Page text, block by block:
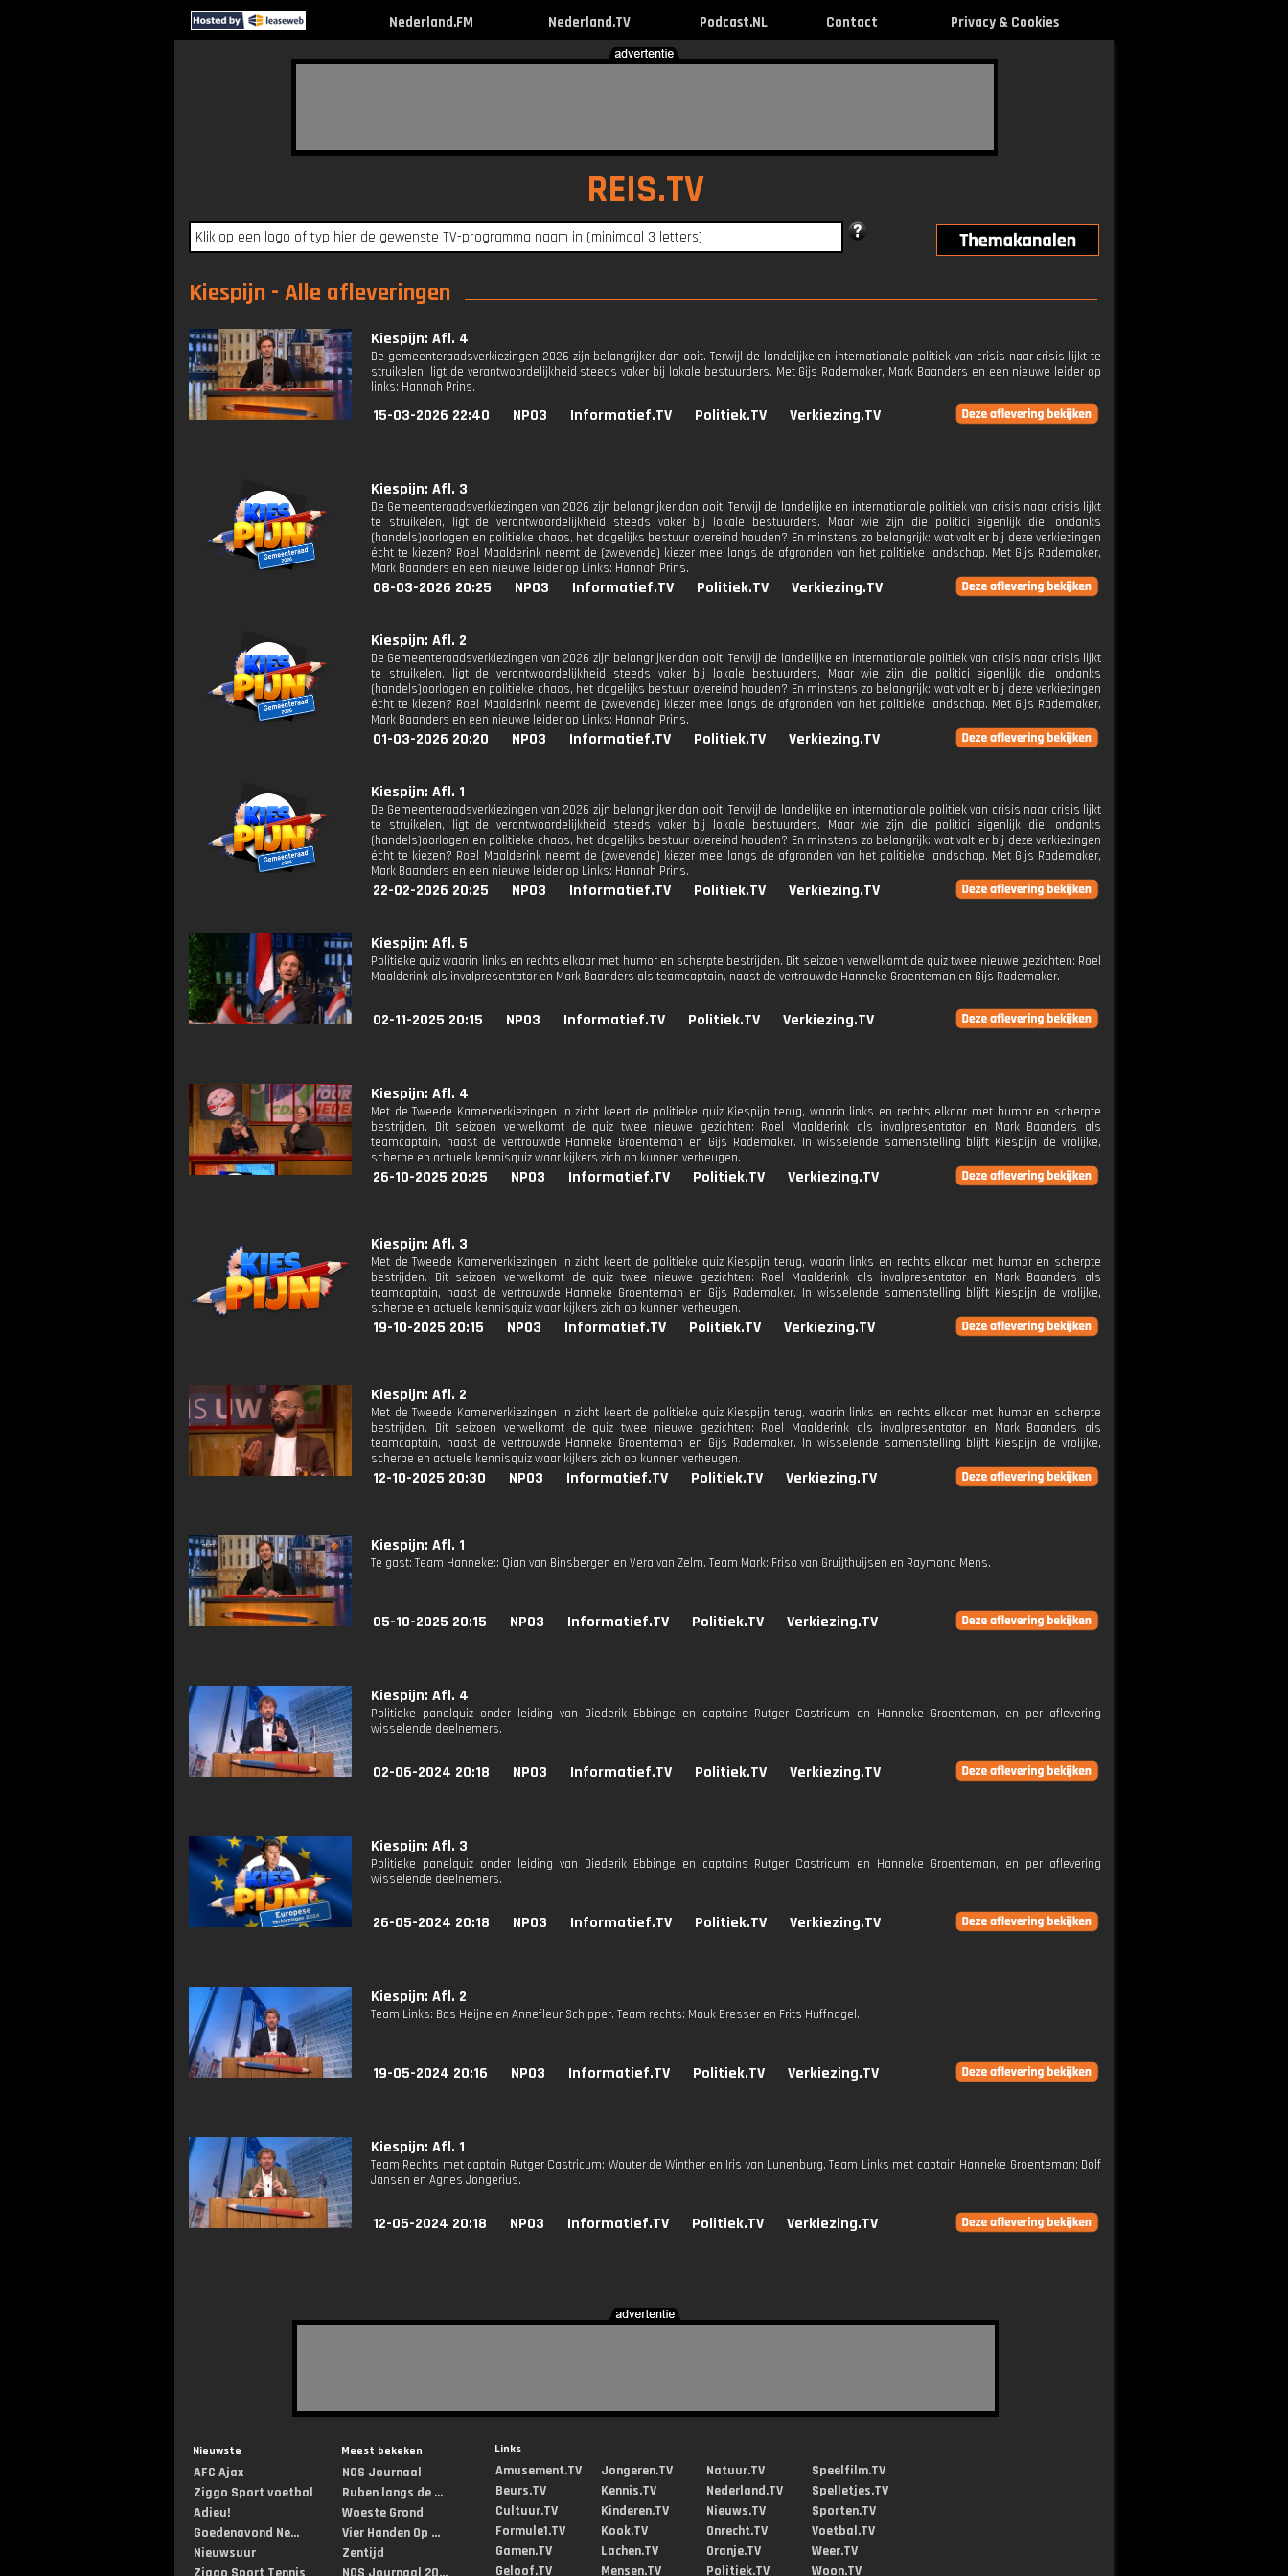
Nederland.FM Nederland.TV Podcast.NL Contact Privacy & Cookies
REIS.TV
Kiespijn - Alle afleveringen
Kiespijn: Afl. 4
De gemeenteraadsverkiezingen 2026 zijn belangrijker dan ooit. Terwijl de landelijke en internationale politiek van crisis naar crisis lijkt te
struikelen, ligt de verantwoordelijkheid steeds vaker bij lokale bestuurders. Met Gijs Rademaker, Mark Baanders en een nieuwe leider op
links: Hannah Prins.
15-03-2026 22:40 NPO3 Informatief.TV Politiek.TV Verkiezing.TV
Kiespijn: Afl. 3
De Gemeenteraadsverkiezingen van 2026 zijn belangrijker dan ooit. Terwijl de landelijke en internationale politiek van crisis naar crisis lijkt
te struikelen, ligt de verantwoordelijkheid steeds vaker bij lokale bestuurders. Maar wie zijn die politici eigenlijk die, ondanks
(handels)oorlogen en politieke chaos, het dagelijks bestuur overeind houden? En minstens zo belangrijk: wat valt er bij deze verkiezingen
écht te kiezen? Roel Maalderink neemt de (zwevende) kiezer mee langs de afgronden van het politieke landschap. Met Gijs Rademaker,
Mark Baanders en een nieuwe leider op Links: Hannah Prins.
08-03-2026 20:25 NPO3 Informatief.TV Politiek.TV Verkiezing.TV
Kiespijn: Afl. 2
De Gemeenteraadsverkiezingen van 2026 zijn belangrijker dan ooit. Terwijl de landelijke en internationale politiek van crisis naar crisis lijkt
te struikelen, ligt de verantwoordelijkheid steeds vaker bij lokale bestuurders. Maar wie zijn die politici eigenlijk die, ondanks
(handels)oorlogen en politieke chaos, het dagelijks bestuur overeind houden? En minstens zo belangrijk: wat valt er bij deze verkiezingen
écht te kiezen? Roel Maalderink neemt de (zwevende) kiezer mee langs de afgronden van het politieke landschap. Met Gijs Rademaker,
Mark Baanders en een nieuwe leider op Links: Hannah Prins.
01-03-2026 20:20 NPO3 Informatief.TV Politiek.TV Verkiezing.TV
Kiespijn: Afl. 1
De Gemeenteraadsverkiezingen van 2026 zijn belangrijker dan ooit. Terwijl de landelijke en internationale politiek van crisis naar crisis lijkt
te struikelen, ligt de verantwoordelijkheid steeds vaker bij lokale bestuurders. Maar wie zijn die politici eigenlijk die, ondanks
(handels)oorlogen en politieke chaos, het dagelijks bestuur overeind houden? En minstens zo belangrijk: wat valt er bij deze verkiezingen
écht te kiezen? Roel Maalderink neemt de (zwevende) kiezer mee langs de afgronden van het politieke landschap. Met Gijs Rademaker,
Mark Baanders en een nieuwe leider op Links: Hannah Prins.
22-02-2026 20:25 NPO3 Informatief.TV Politiek.TV Verkiezing.TV
Kiespijn: Afl. 5
Politieke quiz waarin links en rechts elkaar met humor en scherpte bestrijden. Dit seizoen verwelkomt de quiz twee nieuwe gezichten: Roel
Maalderink als invalpresentator en Mark Baanders als teamcaptain, naast de vertrouwde Hanneke Groenteman en Gijs Rademaker.
02-11-2025 20:15 NPO3 Informatief.TV Politiek.TV Verkiezing.TV
Kiespijn: Afl. 4
Met de Tweede Kamerverkiezingen in zicht keert de politieke quiz Kiespijn terug, waarin links en rechts elkaar met humor en scherpte
bestrijden. Dit seizoen verwelkomt de quiz twee nieuwe gezichten: Roel Maalderink als invalpresentator en Mark Baanders als
teamcaptain, naast de vertrouwde Hanneke Groenteman en Gijs Rademaker. In wisselende samenstelling blijft Kiespijn de vrolijke,
scherpe en actuele kennisquiz waar kijkers zich op kunnen verheugen.
26-10-2025 20:25 NPO3 Informatief.TV Politiek.TV Verkiezing.TV
Kiespijn: Afl. 3
Met de Tweede Kamerverkiezingen in zicht keert de politieke quiz Kiespijn terug, waarin links en rechts elkaar met humor en scherpte
bestrijden. Dit seizoen verwelkomt de quiz twee nieuwe gezichten: Roel Maalderink als invalpresentator en Mark Baanders als
teamcaptain, naast de vertrouwde Hanneke Groenteman en Gijs Rademaker. In wisselende samenstelling blijft Kiespijn de vrolijke,
scherpe en actuele kennisquiz waar kijkers zich op kunnen verheugen.
19-10-2025 20:15 NPO3 Informatief.TV Politiek.TV Verkiezing.TV
Kiespijn: Afl. 2
Met de Tweede Kamerverkiezingen in zicht keert de politieke quiz Kiespijn terug, waarin links en rechts elkaar met humor en scherpte
bestrijden. Dit seizoen verwelkomt de quiz twee nieuwe gezichten: Roel Maalderink als invalpresentator en Mark Baanders als
teamcaptain, naast de vertrouwde Hanneke Groenteman en Gijs Rademaker. In wisselende samenstelling blijft Kiespijn de vrolijke,
scherpe en actuele kennisquiz waar kijkers zich op kunnen verheugen.
12-10-2025 20:30 NPO3 Informatief.TV Politiek.TV Verkiezing.TV
Kiespijn: Afl. 1
Te gast: Team Hanneke:: Qian van Binsbergen en Vera van Zelm. Team Mark: Friso van Gruijthuijsen en Raymond Mens.
05-10-2025 20:15 NPO3 Informatief.TV Politiek.TV Verkiezing.TV
Kiespijn: Afl. 4
Politieke panelquiz onder leiding van Diederik Ebbinge en captains Rutger Castricum en Hanneke Groenteman, en per aflevering
wisselende deelnemers.
02-06-2024 20:18 NPO3 Informatief.TV Politiek.TV Verkiezing.TV
Kiespijn: Afl. 3
Politieke panelquiz onder leiding van Diederik Ebbinge en captains Rutger Castricum en Hanneke Groenteman, en per aflevering
wisselende deelnemers.
26-05-2024 20:18 NPO3 Informatief.TV Politiek.TV Verkiezing.TV
Kiespijn: Afl. 2
Team Links: Bas Heijne en Annefleur Schipper. Team rechts: Mauk Bresser en Frits Huffnagel.
19-05-2024 20:16 NPO3 Informatief.TV Politiek.TV Verkiezing.TV
Kiespijn: Afl. 1
Team Rechts met captain Rutger Castricum: Wouter de Winther en Iris van Lunenburg. Team Links met captain Hanneke Groenteman: Dolf
Jansen en Agnes Jongerius.
12-05-2024 20:18 NPO3 Informatief.TV Politiek.TV Verkiezing.TV
Nieuwste
AFC Ajax
Ziggo Sport voetbal
Adieu!
Goedenavond Ne...
Nieuwsuur
Meest bekeken
NOS Journaal
Ruben langs de ...
Woeste Grond
Vier Handen Op ...
Zentijd
Links
Amusement.TV
Beurs.TV
Cultuur.TV
Formule1.TV
Gamen.TV
Geloof.TV
Jongeren.TV
Kennis.TV
Kinderen.TV
Kook.TV
Lachen.TV
Mensen.TV
Natuur.TV
Nederland.TV
Nieuws.TV
Onrecht.TV
Oranje.TV
Politiek.TV
Speelfilm.TV
Spelletjes.TV
Sporten.TV
Voetbal.TV
Weer.TV
Woon.TV